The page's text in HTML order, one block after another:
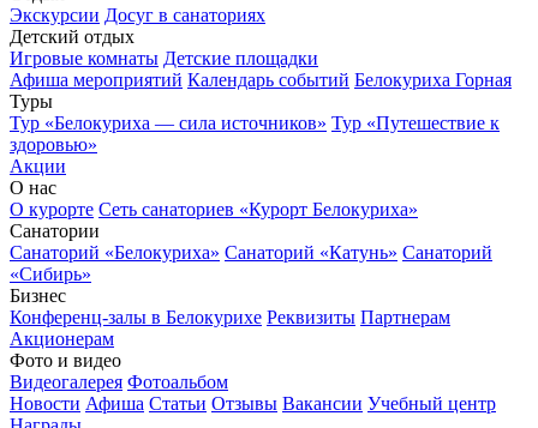
Экскурсии Досуг в санаториях
Детский отдых
Игровые комнаты Детские площадки
Афиша мероприятий Календарь событий Белокуриха Горная
Туры
Тур «Белокуриха — сила источников» Тур «Путешествие к
здоровью»
Акции
О нас
О курорте Сеть санаториев «Курорт Белокуриха»
Санатории
Санаторий «Белокуриха» Санаторий «Катунь» Санаторий
«Сибирь»
Бизнес
Конференц-залы в Белокурихе Реквизиты Партнерам
Акционерам
Фото и видео
Видеогалерея Фотоальбом
Новости Афиша Статьи Отзывы Вакансии Учебный центр